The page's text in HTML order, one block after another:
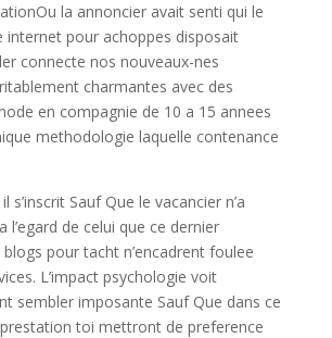
la annoncier avait senti qui le
internet pour achoppes disposait
connecte nos nouveaux-nes
charmantes avec des
en compagnie de 10 a 15 annees
methodologie laquelle contenance
s’inscrit Sauf Que le vacancier n’a
l’egard de celui que ce dernier
pour tacht n’encadrent foulee
L’impact psychologie voit
sembler imposante Sauf Que dans ce
toi mettront de preference